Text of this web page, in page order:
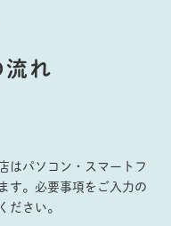
流れ
はパソコン・スマートフ
す。必要事項をご入力の
ださい。